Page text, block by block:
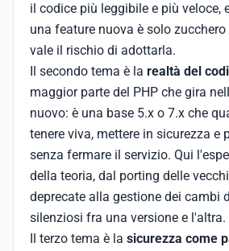
il codice più leggibile e più veloce,
una feature nuova è solo
vale il rischio di adottarla.
Il secondo tema è la realtà del
maggior parte del PHP che gira
nuovo: è una base 5.x o 7.x che
tenere viva, mettere in sicurezza e
senza fermare il servizio. Qui
della teoria, dal porting delle
deprecate alla gestione dei cambi
silenziosi fra una versione e l'altra.
Il terzo tema è la sicurezza come